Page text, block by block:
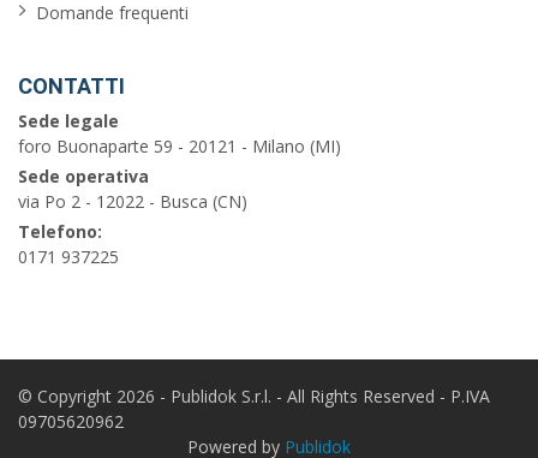
Domande frequenti
CONTATTI
Sede legale
foro Buonaparte 59 - 20121 - Milano (MI)
Sede operativa
via Po 2 - 12022 - Busca (CN)
Telefono:
0171 937225
© Copyright 2026 - Publidok S.r.l. - All Rights Reserved - P.IVA
09705620962
Powered by Publidok